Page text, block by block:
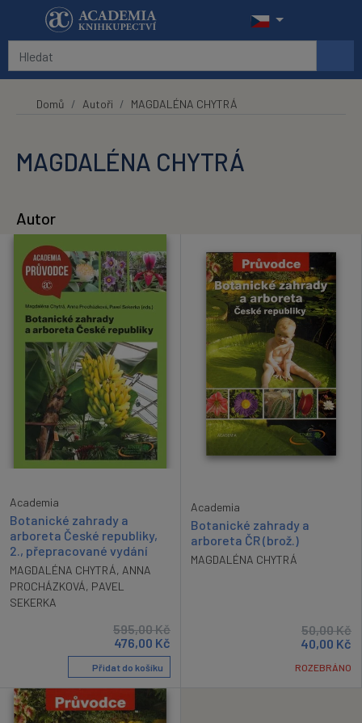
Přeskočit na hlavní obsah
Domů Autoři MAGDALÉNA CHYTRÁ
MAGDALÉNA CHYTRÁ
Autor
Academia
Botanické zahrady a
arboreta České republiky,
2., přepracované vydání
MAGDALÉNA CHYTRÁ, ANNA
PROCHÁZKOVÁ, PAVEL
SEKERKA
595,00Kč
476,00 Kč
Přidat do košíku
Academia
Botanické zahrady a
arboreta ČR (brož.)
MAGDALÉNA CHYTRÁ
50,00Kč
40,00 Kč
ROZEBRÁNO